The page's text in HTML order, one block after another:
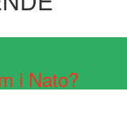
i Nato?